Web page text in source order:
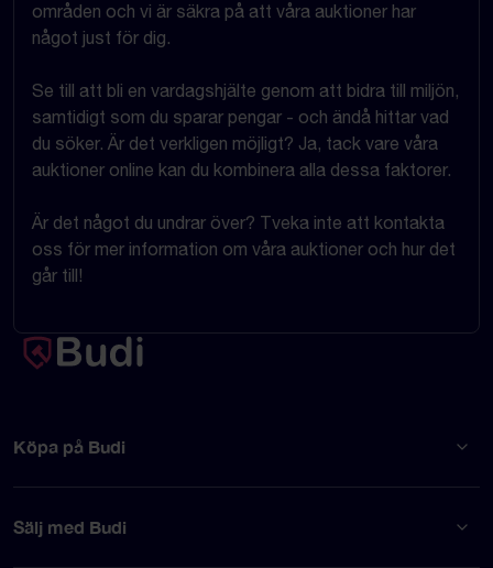
områden och vi är säkra på att våra auktioner har
något just för dig.
Se till att bli en vardagshjälte genom att bidra till miljön,
samtidigt som du sparar pengar - och ändå hittar vad
du söker. Är det verkligen möjligt? Ja, tack vare våra
auktioner online kan du kombinera alla dessa faktorer.
Är det något du undrar över? Tveka inte att kontakta
oss för mer information om våra auktioner och hur det
går till!
Köpa på Budi
Sälj med Budi